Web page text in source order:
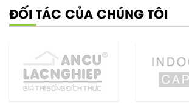
ĐỐI TÁC CỦA CHÚNG TÔI